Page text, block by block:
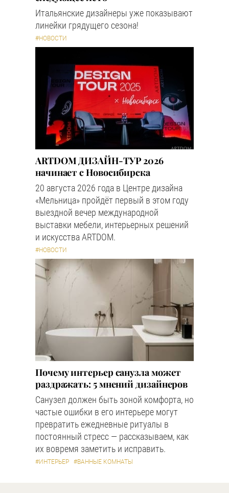
Итальянские дизайнеры уже показывают
линейки грядущего сезона!
#НОВОСТИ
ARTDOM ДИЗАЙН-ТУР 2026
начинает с Новосибирска
20 августа 2026 года в Центре дизайна
«Мельница» пройдёт первый в этом году
выездной вечер международной
выставки мебели, интерьерных решений
и искусства ARTDOM.
#НОВОСТИ
Почему интерьер санузла может
раздражать: 5 мнений дизайнеров
Санузел должен быть зоной комфорта, но
частые ошибки в его интерьере могут
превратить ежедневные ритуалы в
постоянный стресс — рассказываем, как
их вовремя заметить и исправить.
#ИНТЕРЬЕР #ВАННЫЕ КОМНАТЫ